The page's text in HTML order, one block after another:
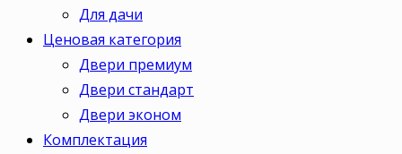
Для дачи
Ценовая категория
Двери премиум
Двери стандарт
Двери эконом
Комплектация